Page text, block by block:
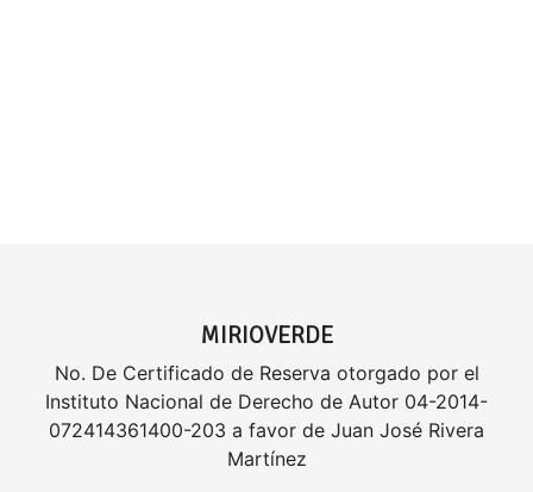
MIRIOVERDE
No. De Certificado de Reserva otorgado por el
Instituto Nacional de Derecho de Autor 04-2014-
072414361400-203 a favor de Juan José Rivera
Martínez